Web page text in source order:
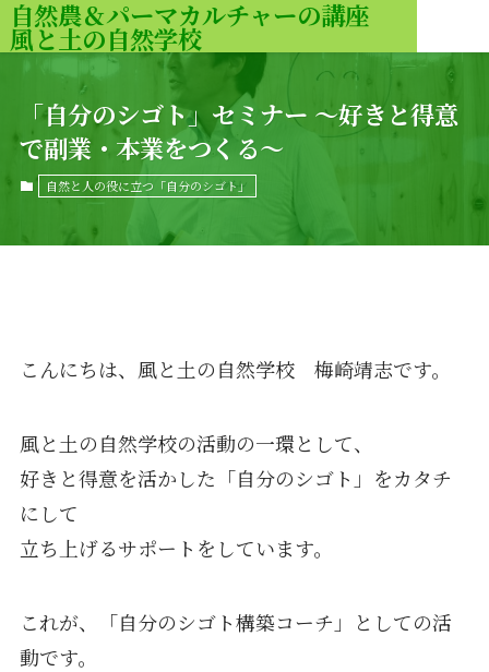
自然農＆パーマカルチャーの講座
風と土の自然学校
「自分のシゴト」セミナー 〜好きと得意
で副業・本業をつくる〜
自然と人の役に立つ「自分のシゴト」
こんにちは、風と土の自然学校 梅崎靖志です。
風と土の自然学校の活動の一環として、
好きと得意を活かした「自分のシゴト」をカタチ
にして
立ち上げるサポートをしています。
これが、「自分のシゴト構築コーチ」としての活
動です。